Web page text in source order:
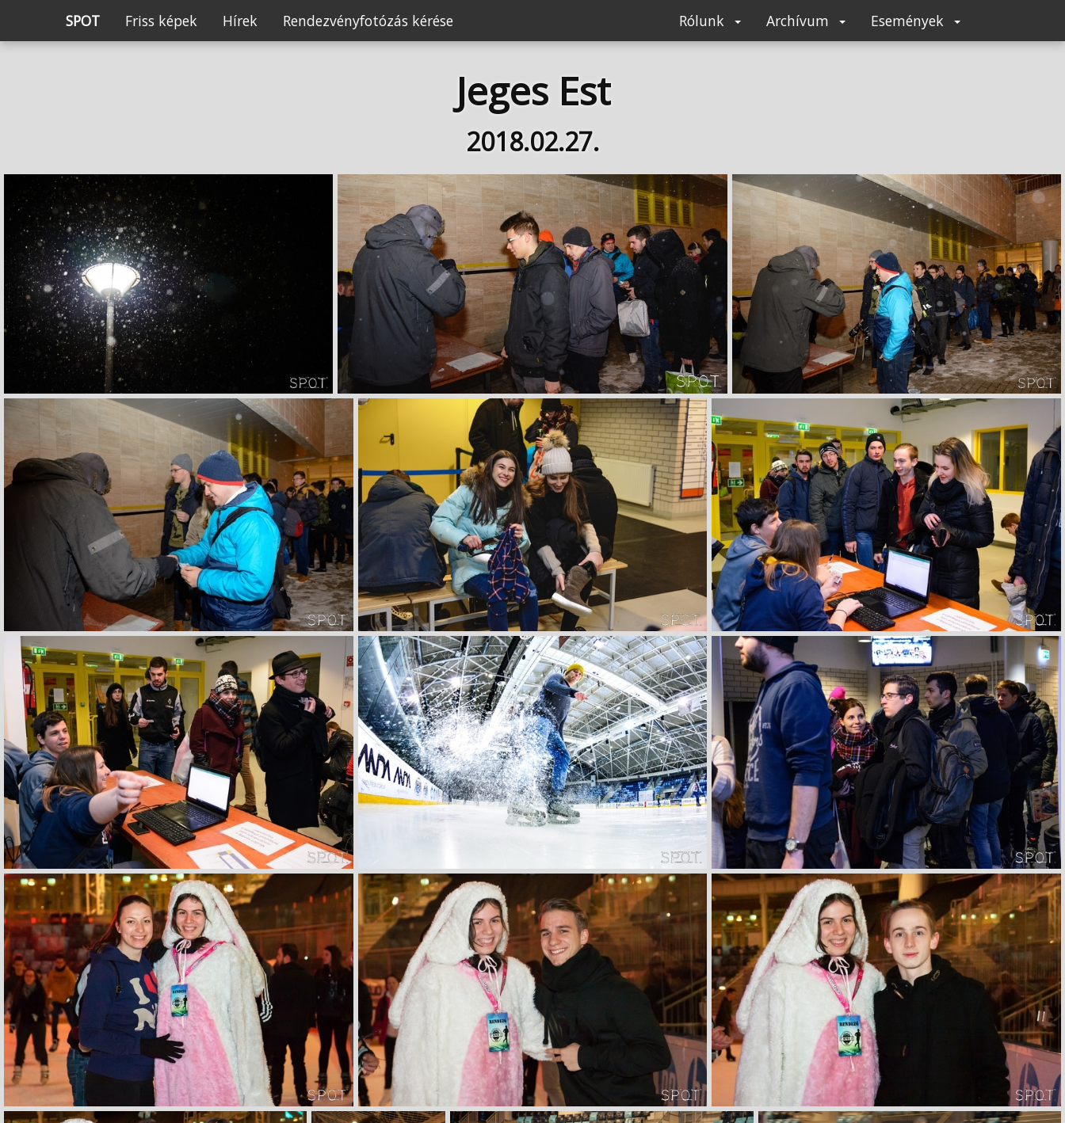
SPOT Friss képek Hírek Rendezvényfotózás kérése Rólunk Archívum Események
Jeges Est
2018.02.27.